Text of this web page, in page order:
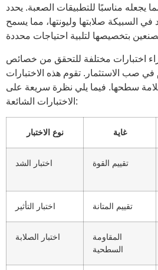
يجعله مناسبًا للتطبيقات الصعبة. يحدد
السبيكة صلابتها وليونتها، مما يسمح
اختبارات مختلفة للتحقق من خصائص
في صب الاستثمار. تقوم هذه الاختبارات
سطحها. فيما يلي نظرة سريعة على
الاختبارات الشائعة:
نوع الاختبار غاية
اختبار الشد تقييم القوة
اختبار التأثير تقييم المتانة
اختبار الصلابة
المقاومة
السطحية